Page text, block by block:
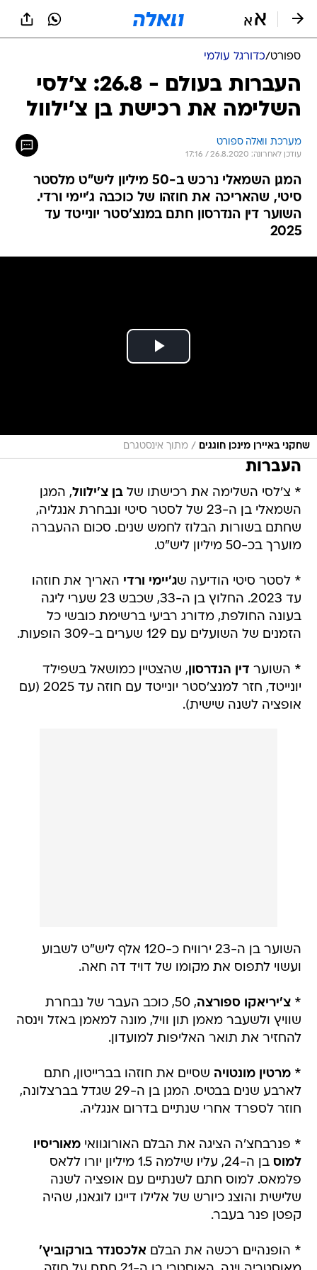
ספורט/כדורגל עולמי
העברות בעולם - 26.8: צ'לסי
השלימה את רכישת בן צ'ילוול
מערכת וואלה ספורט
עודכן לאחרונה: 26.8.2020 / 17:16
המגן השמאלי נרכש ב-50 מיליון ליש"ט מלסטר
סיטי, שהאריכה את חוזהו של כוכבה ג'יימי ורדי.
השוער דין הנדרסון חתם במנצ'סטר יונייטד עד
2025
שחקני באיירן מינכן חוגגים / מתוך אינסטגרם
העברות
* צ'לסי השלימה את רכישתו שלבן צ'ילוול, המגן
השמאלי בן ה-23 של לסטר סיטי ונבחרת אנגליה,
שחתם בשורות הבלוז לחמש שנים. סכום ההעברה
מוערך בכ-50 מיליון ליש"ט.
* לסטר סיטי הודיעה שג'יימי ורדי האריך את חוזהו
עד 2023. החלוץ בן ה-33, שכבש 23 שערי ליגה
בעונה החולפת, מדורג רביעי ברשימת כובשי כל
הזמנים של השועלים עם 129 שערים ב-309 הופעות.
* השוער דין הנדרסון, שהצטיין כמושאל בשפילד
יונייטד, חזר למנצ'סטר יונייטד עם חוזה עד 2025 (עם
אופציה לשנה שישית).
השוער בן ה-23 ירוויח כ-120 אלף ליש"ט לשבוע
ועשוי לתפוס את מקומו של דויד דה חאה.
*צ'יריאקו ספורצה
, 50, כוכב העבר של נבחרת
שוויץ ולשעבר מאמן תון וויל, מונה למאמן באזל וינסה
להחזיר את תואר האליפות למועדון.
*מרטין מונטויה שסיים את חוזהו בברייטון, חתם
לארבע שנים בבטיס. המגן בן ה-29 שגדל בברצלונה,
חוזר לספרד אחרי שנתיים בדרום אנגליה.
* פנרבחצ'ה הציגה את הבלם האורוגוואימאוריסיו
למוס
בן ה-24, עליו שילמה 1.5 מיליון יורו ללאס
פלמאס. למוס חתם לשנתיים עם אופציה לשנה
שלישית והוצג כיורש של אלילו דייגו לוגאנו, שהיה
קפטן פנר בעבר.
* הופנהיים רכשה את הבלם אלכסנדר בורקוביץ'